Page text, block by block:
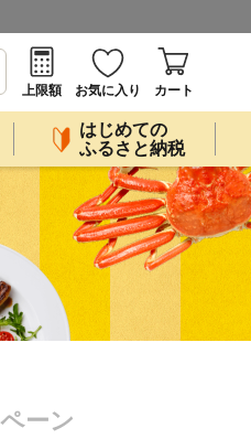
上限額
お気に入り カート
はじめての
ふるさと納税
ーン